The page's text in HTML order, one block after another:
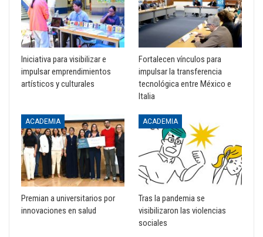
Iniciativa para visibilizar e
impulsar emprendimientos
artísticos y culturales
Fortalecen vínculos para
impulsar la transferencia
tecnológica entre México e
Italia
ACADEMIA
Premian a universitarios por
innovaciones en salud
ACADEMIA
Tras la pandemia se
visibilizaron las violencias
sociales